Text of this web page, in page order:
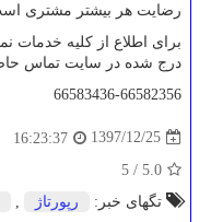
رضایت هر بیشتر مشتری
برای اطلاع از کلیه خدمات
درج شده در سایت تماس
66583436-66582356
1397/12/25
16:23:37
5.0
/
5
تگهای خبر:
رپورتاژ